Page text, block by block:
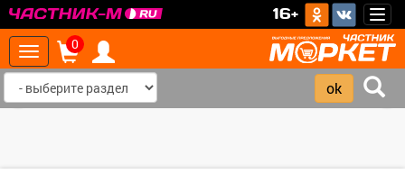
16+
Toggle
navigation
0
‹ ›